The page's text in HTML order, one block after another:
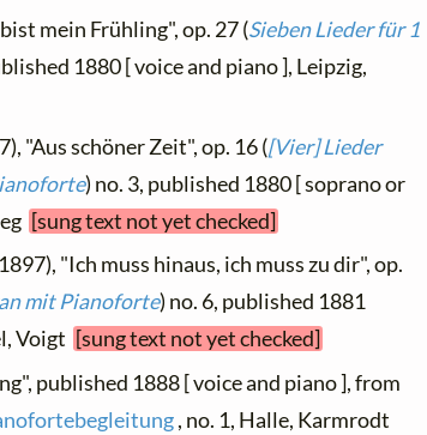
mein Frühling", op. 27 (Sieben Lieder für 1
1880 [ voice and piano ], Leipzig,
"Aus schöner Zeit", op. 16 ([Vier] Lieder
) no. 3, published 1880 [ soprano or
[sung text not yet checked]
"Ich muss hinaus, ich muss zu dir", op.
mit Pianoforte) no. 6, published 1881
Voigt [sung text not yet checked]
published 1888 [ voice and piano ], from
, no. 1, Halle, Karmrodt